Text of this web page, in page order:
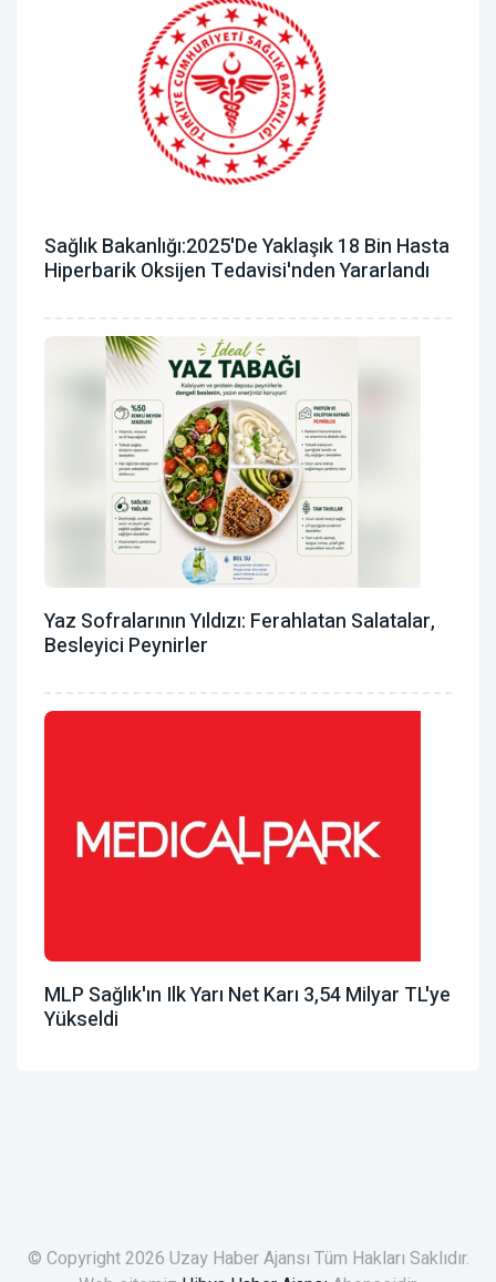
Sağlık Bakanlığı:2025'de Yaklaşık 18 Bin Hasta
Hiperbarik Oksijen Tedavisi'nden Yararlandı
Yaz Sofralarının Yıldızı: Ferahlatan Salatalar,
Besleyici Peynirler
MLP Sağlık'ın Ilk Yarı Net Karı 3,54 Milyar TL'ye
Yükseldi
© Copyright 2026 Uzay Haber Ajansı Tüm Hakları Saklıdır.